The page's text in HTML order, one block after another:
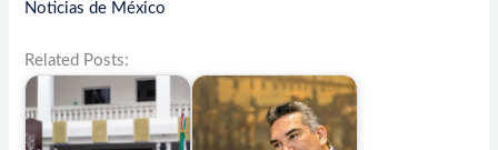
Noticias de México
Related Posts: